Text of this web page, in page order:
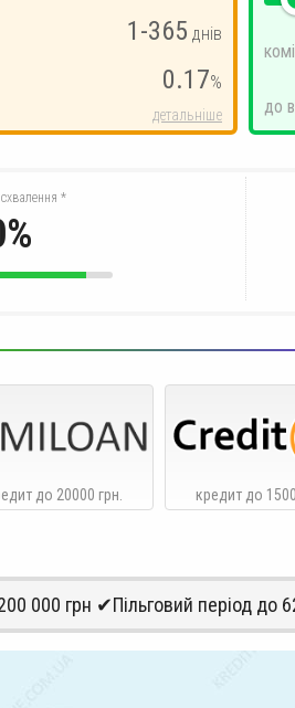
1-365 днів
0.17%
детальніше до
схвалення *
до 20000 грн. кредит до
000 грн ✔Пільговий період до